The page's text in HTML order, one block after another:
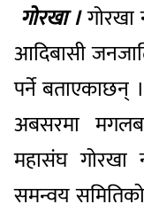
गोरखा ।गोरखा
आदिबासी
पर्नेबताएकाछन् ।
अबसरमा
महासंघ गोरखा
समन्वयसमितिको